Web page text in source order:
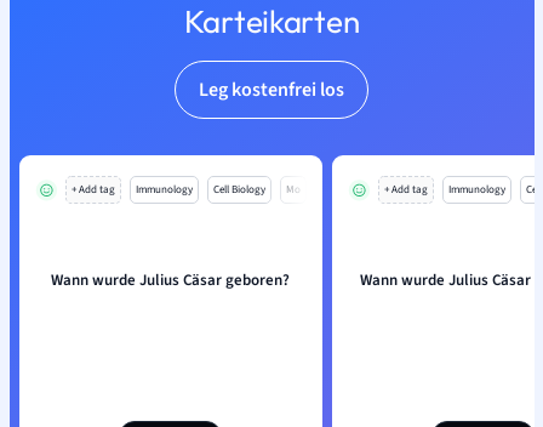
Karteikarten
Leg kostenfrei los
+ Add tag Immunology Cell Biology Mo
Wann wurde Julius Cäsar geboren?
+ Add tag Immunology
Wann wurde Julius Cäsar